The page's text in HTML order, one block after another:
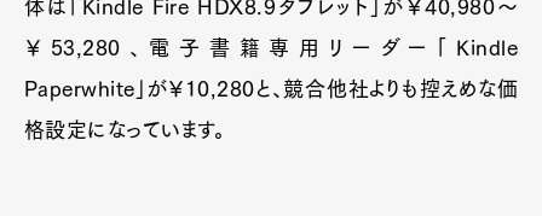
体は「Kindle Fire HDX8.9タブレット」が￥40,980～
￥53,280、電子書籍専用リーダー「Kindle
Paperwhite」が￥10,280と、競合他社よりも控えめな価
格設定になっています。